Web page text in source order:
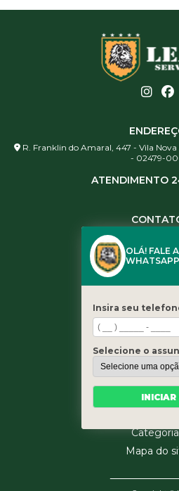
R. Franklin do Amaral, 447 - Vila
- 02479-
ATENDIMENTO
(11) 3461-
Home
Quem
Serviços
Blog
Mapa do
OLÁ! FALE
WHATSAPP
Insira seu
Selecione o
INICIAR